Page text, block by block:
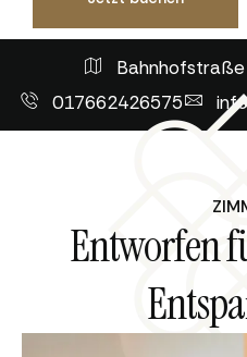
017662426575
Entworfen